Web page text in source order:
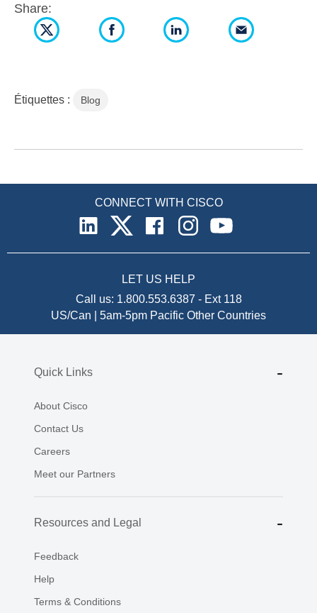
Share:
Étiquettes : Blog
CONNECT WITH CISCO
LET US HELP
Call us: 1.800.553.6387 - Ext 118
US/Can | 5am-5pm Pacific Other Countries